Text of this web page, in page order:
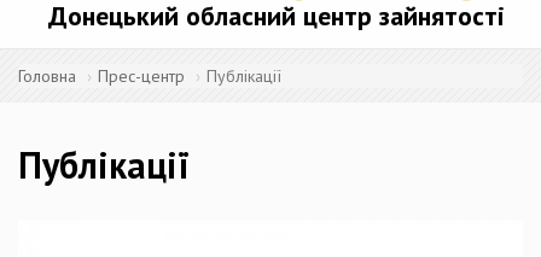
Донецький обласний центр зайнятості
Головна Прес-центр Публікації
Публікації